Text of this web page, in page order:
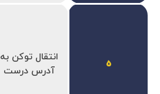
5
انتقال توکن به
آدرس درست